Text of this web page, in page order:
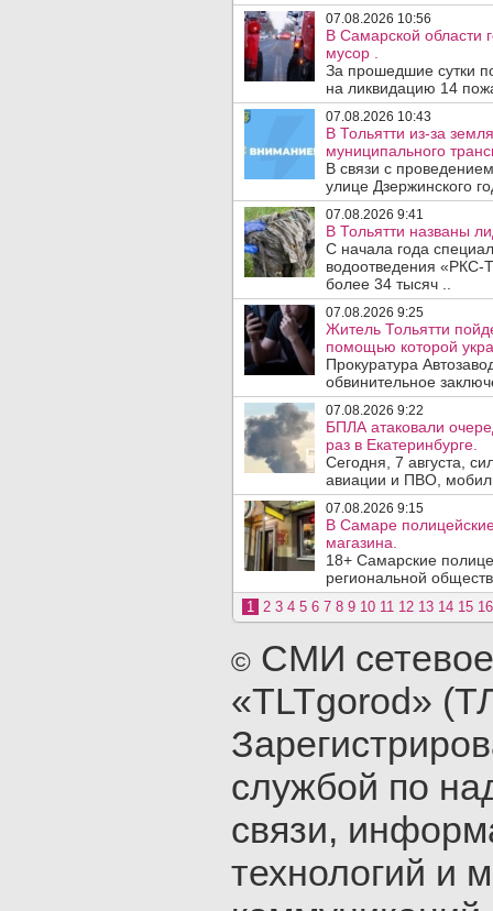
07.08.2026 10:56
В Самарской области
мусор .
За прошедшие сутки
на ликвидацию 14
07.08.2026 10:43
В Тольятти из-за
муниципального
В связи с
улице Дзержинского
07.08.2026 9:41
В Тольятти названы
С начала года
водоотведения «РКС-
более 34 тысяч ..
07.08.2026 9:25
Житель Тольятти
помощью которой
Прокуратура
обвинительное
07.08.2026 9:22
БПЛА атаковали
раз в Екатеринбурге.
Сегодня, 7 августа,
авиации и ПВО,
07.08.2026 9:15
В Самаре
магазина.
18+ Самарские
региональной
1 2 3 4 5 6 7 8 9 10 11 12 13 14 15 16
© СМИ
«TLTgorod»
службой по
связи,
технологий и